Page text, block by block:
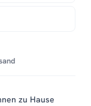
zu Hause